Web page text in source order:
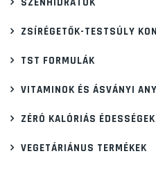
ZSÍRÉGETŐK-TESTSÚLY
TST FORMULÁK
VITAMINOK ÉS ÁSVÁNYI
ZÉRÓ KALÓRIÁS
VEGETÁRIÁNUS TERMÉKEK